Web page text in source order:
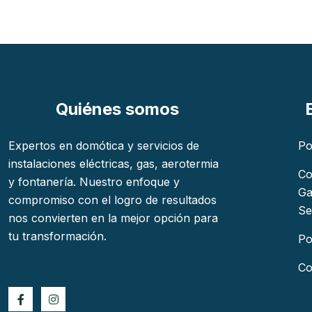
Quiénes somos
Expertos en domótica y servicios de
instalaciones eléctricas, gas, aerotermia
y fontanería. Nuestro enfoque y
compromiso con el logro de resultados
nos convierten en la mejor opción para
tu transformación.